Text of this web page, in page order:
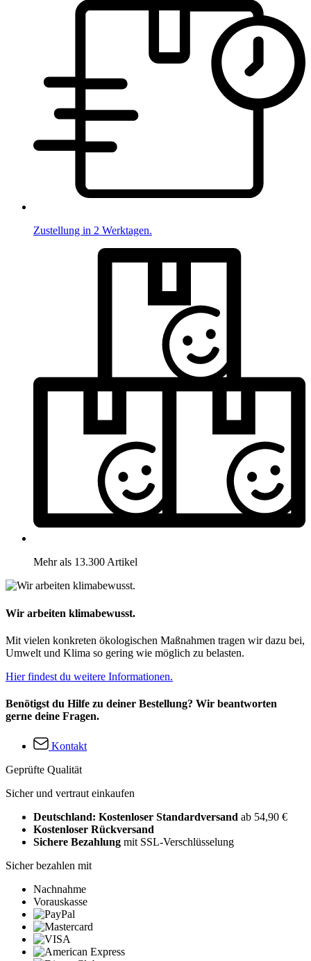
Zustellung in 2 Werktagen.
Mehr als 13.300 Artikel
Wir arbeiten klimabewusst.
Mit vielen konkreten ökologischen Maßnahmen tragen wir dazu bei,
Umwelt und Klima so gering wie möglich zu belasten.
Hier findest du weitere Informationen.
Benötigst du Hilfe zu deiner Bestellung? Wir beantworten
gerne deine Fragen.
Kontakt
Geprüfte Qualität
Sicher und vertraut einkaufen
Deutschland: Kostenloser Standardversand ab 54,90 €
Kostenloser Rückversand
Sichere Bezahlung mit SSL-Verschlüsselung
Sicher bezahlen mit
Nachnahme
Vorauskasse